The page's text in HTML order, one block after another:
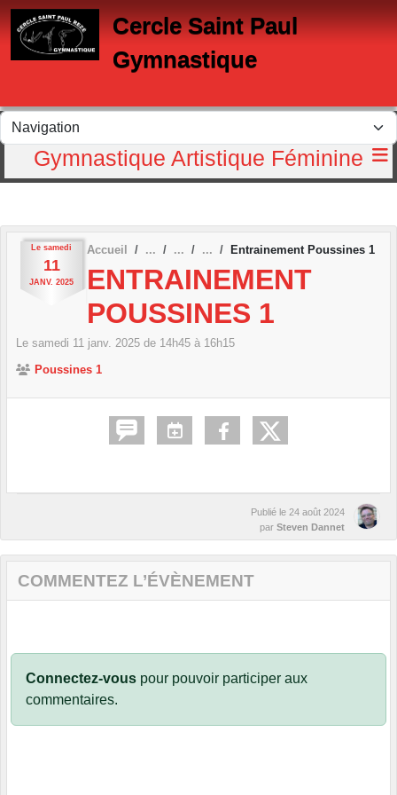
Cercle Saint Paul
Gymnastique
Gymnastique Artistique Féminine
Le samedi
11
JANV. 2025
Accueil Entrainement Poussines 1
ENTRAINEMENT
POUSSINES 1
Le samedi 11 janv. 2025 de 14h45 à 16h15
Poussines 1
Publié le 24 août 2024
par Steven Dannet
COMMENTEZ L’ÉVÈNEMENT
Connectez-vous pour pouvoir participer aux
commentaires.
Panneau de gestion des cookies